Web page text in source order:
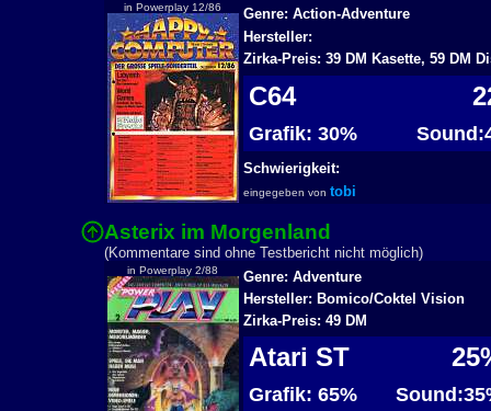
in Powerplay 12/86
Genre: Action-Adventure
Hersteller:
Zirka-Preis: 39 DM Kasette, 59 DM
C64
Grafik: 30%
Schwierigkeit:
eingegeben von tobi
Asterix im Morgenland
(Kommentare sind ohne Testbericht nicht möglich)
in Powerplay 2/88
Genre: Adventure
Hersteller: Bomico/Coktel Vision
Zirka-Preis: 49 DM
Atari ST
Grafik: 65%